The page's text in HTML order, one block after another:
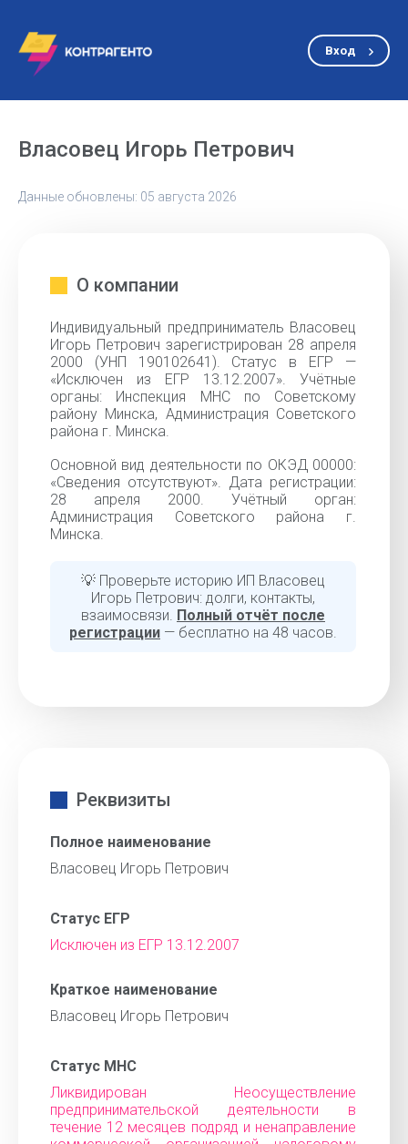
Вход
Власовец Игорь Петрович
Данные обновлены: 05 августа 2026
О компании
Индивидуальный предприниматель Власовец
Игорь Петрович зарегистрирован 28 апреля
2000 (УНП 190102641). Статус в ЕГР —
«Исключен из ЕГР 13.12.2007». Учётные
органы: Инспекция МНС по Советскому
району Минска, Администрация Советского
района г. Минска.
Основной вид деятельности по ОКЭД 00000:
«Cведения отсутствуют». Дата регистрации:
28 апреля 2000. Учётный орган:
Администрация Советского района г.
Минска.
💡 Проверьте историю ИП Власовец
Игорь Петрович: долги, контакты,
взаимосвязи. Полный отчёт после
регистрации — бесплатно на 48 часов.
Реквизиты
Полное наименование
Власовец Игорь Петрович
Статус ЕГР
Исключен из ЕГР 13.12.2007
Краткое наименование
Власовец Игорь Петрович
Статус МНС
Ликвидирован Неосуществление
предпринимательской деятельности в
течение 12 месяцев подряд и ненаправление